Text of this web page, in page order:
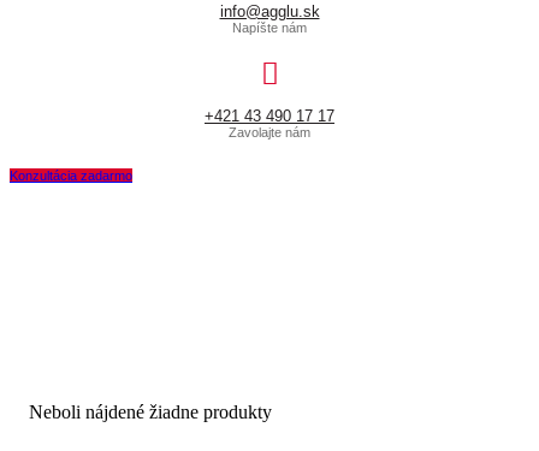
info@agglu.sk
Napíšte nám
+421 43 490 17 17
Zavolajte nám
Konzultácia zadarmo
Neboli nájdené žiadne produkty